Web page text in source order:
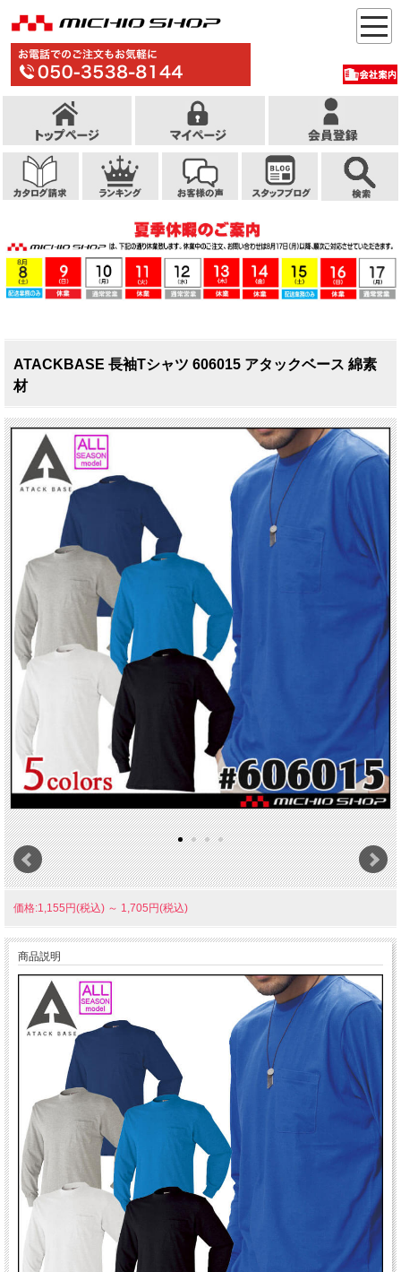
ATACKBASE 長袖Tシャツ 606015 アタックベース 綿素
材
価格:1,155円(税込) ～ 1,705円(税込)
商品説明